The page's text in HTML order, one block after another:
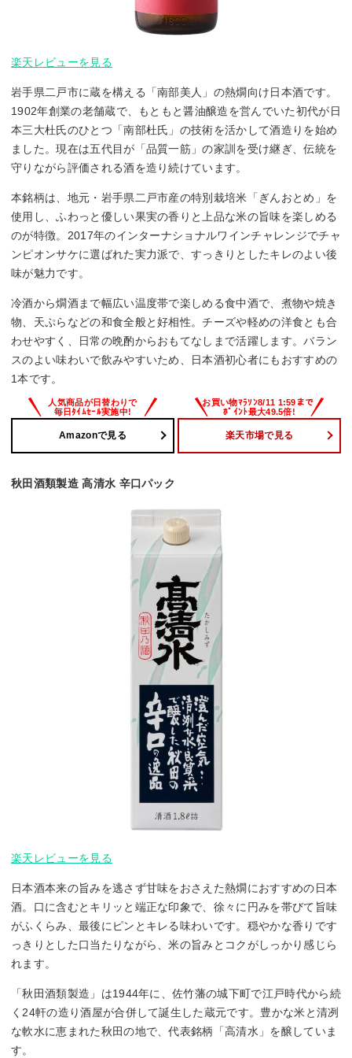
楽天レビューを見る
岩手県二戸市に蔵を構える「南部美人」の熱燗向け日本酒です。
1902年創業の老舗蔵で、もともと醤油醸造を営んでいた初代が日
本三大杜氏のひとつ「南部杜氏」の技術を活かして酒造りを始め
ました。現在は五代目が「品質一筋」の家訓を受け継ぎ、伝統を
守りながら評価される酒を造り続けています。
本銘柄は、地元・岩手県二戸市産の特別栽培米「ぎんおとめ」を
使用し、ふわっと優しい果実の香りと上品な米の旨味を楽しめる
のが特徴。2017年のインターナショナルワインチャレンジでチャ
ンピオンサケに選ばれた実力派で、すっきりとしたキレのよい後
味が魅力です。
冷酒から燗酒まで幅広い温度帯で楽しめる食中酒で、煮物や焼き
物、天ぷらなどの和食全般と好相性。チーズや軽めの洋食とも合
わせやすく、日常の晩酌からおもてなしまで活躍します。バラン
スのよい味わいで飲みやすいため、日本酒初心者にもおすすめの
1本です。
Amazonで見る 楽天市場で見る
秋田酒類製造 高清水 辛口パック
楽天レビューを見る
日本酒本来の旨みを逃さず甘味をおさえた熱燗におすすめの日本
酒。口に含むとキリッと端正な印象で、徐々に円みを帯びて旨味
がふくらみ、最後にピンとキレる味わいです。穏やかな香りです
っきりとした口当たりながら、米の旨みとコクがしっかり感じら
れます。
「秋田酒類製造」は1944年に、佐竹藩の城下町で江戸時代から続
く24軒の造り酒屋が合併して誕生した蔵元です。豊かな米と清冽
な軟水に恵まれた秋田の地で、代表銘柄「高清水」を醸していま
す。